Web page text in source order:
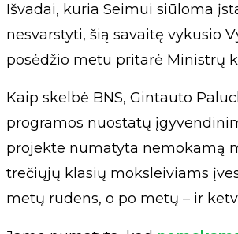
Išvadai, kuria Seimui siūloma
nesvarstyti, šią savaitę vykusio
posėdžio metu pritarė Ministrų
Kaip skelbė BNS, Gintauto
programos nuostatų
projekte numatyta nemokamą
trečiųjų klasių moksleiviams
metų rudens, o po metų – ir